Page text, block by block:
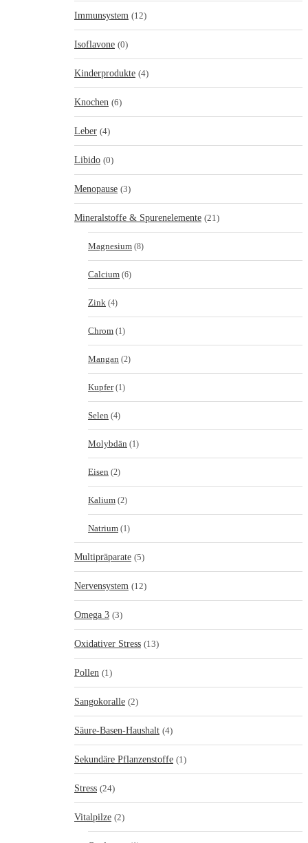
Immunsystem (12)
Isoflavone (0)
Kinderprodukte (4)
Knochen (6)
Leber (4)
Libido (0)
Menopause (3)
Mineralstoffe & Spurenelemente (21)
Magnesium (8)
Calcium (6)
Zink (4)
Chrom (1)
Mangan (2)
Kupfer (1)
Selen (4)
Molybdän (1)
Eisen (2)
Kalium (2)
Natrium (1)
Multipräparate (5)
Nervensystem (12)
Omega 3 (3)
Oxidativer Stress (13)
Pollen (1)
Sangokoralle (2)
Säure-Basen-Haushalt (4)
Sekundäre Pflanzenstoffe (1)
Stress (24)
Vitalpilze (2)